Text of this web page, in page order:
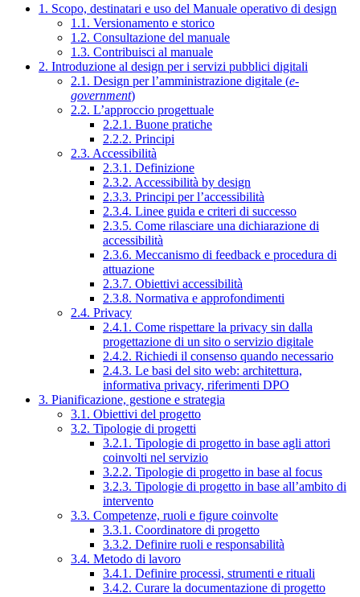
1. Scopo, destinatari e uso del Manuale operativo di design
1.1. Versionamento e storico
1.2. Consultazione del manuale
1.3. Contribuisci al manuale
2. Introduzione al design per i servizi pubblici digitali
2.1. Design per l’amministrazione digitale (e-
government)
2.2. L’approccio progettuale
2.2.1. Buone pratiche
2.2.2. Principi
2.3. Accessibilità
2.3.1. Definizione
2.3.2. Accessibilità by design
2.3.3. Principi per l’accessibilità
2.3.4. Linee guida e criteri di successo
2.3.5. Come rilasciare una dichiarazione di
accessibilità
2.3.6. Meccanismo di feedback e procedura di
attuazione
2.3.7. Obiettivi accessibilità
2.3.8. Normativa e approfondimenti
2.4. Privacy
2.4.1. Come rispettare la privacy sin dalla
progettazione di un sito o servizio digitale
2.4.2. Richiedi il consenso quando necessario
2.4.3. Le basi del sito web: architettura,
informativa privacy, riferimenti DPO
3. Pianificazione, gestione e strategia
3.1. Obiettivi del progetto
3.2. Tipologie di progetti
3.2.1. Tipologie di progetto in base agli attori
coinvolti nel servizio
3.2.2. Tipologie di progetto in base al focus
3.2.3. Tipologie di progetto in base all’ambito di
intervento
3.3. Competenze, ruoli e figure coinvolte
3.3.1. Coordinatore di progetto
3.3.2. Definire ruoli e responsabilità
3.4. Metodo di lavoro
3.4.1. Definire processi, strumenti e rituali
3.4.2. Curare la documentazione di progetto